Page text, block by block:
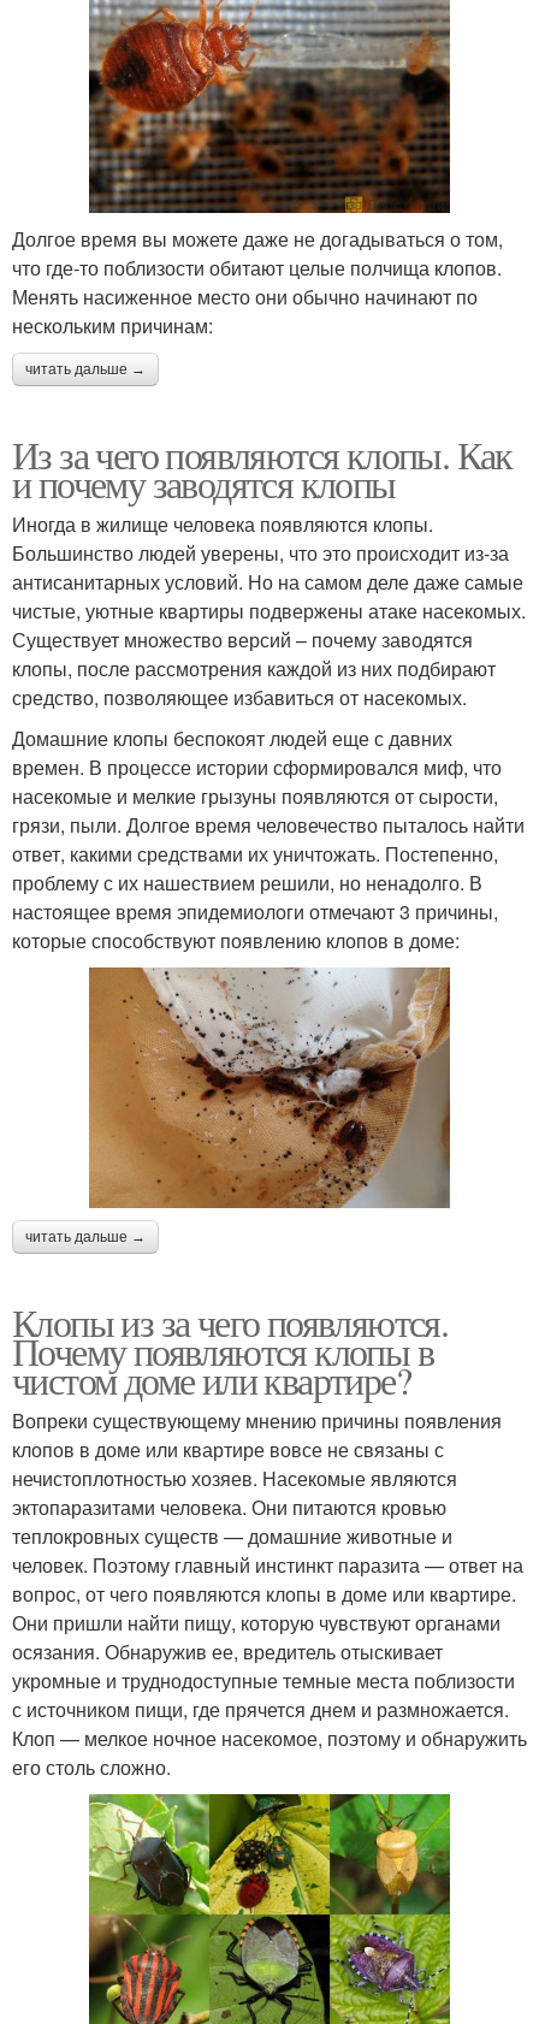
Долгое время вы можете даже не догадываться о том,
что где-то поблизости обитают целые полчища клопов.
Менять насиженное место они обычно начинают по
нескольким причинам:
читать дальше →
Из за чего появляются клопы. Как
и почему заводятся клопы
Иногда в жилище человека появляются клопы.
Большинство людей уверены, что это происходит из-за
антисанитарных условий. Но на самом деле даже самые
чистые, уютные квартиры подвержены атаке насекомых.
Существует множество версий – почему заводятся
клопы, после рассмотрения каждой из них подбирают
средство, позволяющее избавиться от насекомых.
Домашние клопы беспокоят людей еще с давних
времен. В процессе истории сформировался миф, что
насекомые и мелкие грызуны появляются от сырости,
грязи, пыли. Долгое время человечество пыталось найти
ответ, какими средствами их уничтожать. Постепенно,
проблему с их нашествием решили, но ненадолго. В
настоящее время эпидемиологи отмечают 3 причины,
которые способствуют появлению клопов в доме:
читать дальше →
Клопы из за чего появляются.
Почему появляются клопы в
чистом доме или квартире?
Вопреки существующему мнению причины появления
клопов в доме или квартире вовсе не связаны с
нечистоплотностью хозяев. Насекомые являются
эктопаразитами человека. Они питаются кровью
теплокровных существ — домашние животные и
человек. Поэтому главный инстинкт паразита — ответ на
вопрос, от чего появляются клопы в доме или квартире.
Они пришли найти пищу, которую чувствуют органами
осязания. Обнаружив ее, вредитель отыскивает
укромные и труднодоступные темные места поблизости
с источником пищи, где прячется днем и размножается.
Клоп — мелкое ночное насекомое, поэтому и обнаружить
его столь сложно.